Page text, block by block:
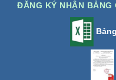
ĐĂNG KÝ NHẬN